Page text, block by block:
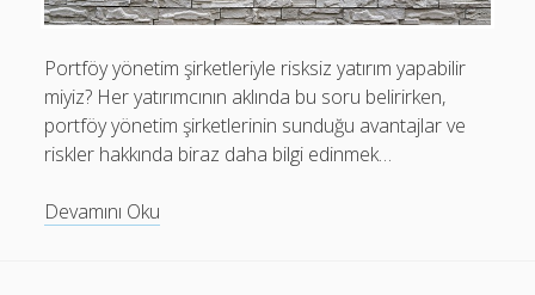
Portföy yönetim şirketleriyle risksiz yatırım yapabilir
miyiz? Her yatırımcının aklında bu soru belirirken,
portföy yönetim şirketlerinin sunduğu avantajlar ve
riskler hakkında biraz daha bilgi edinmek…
Devamını Oku